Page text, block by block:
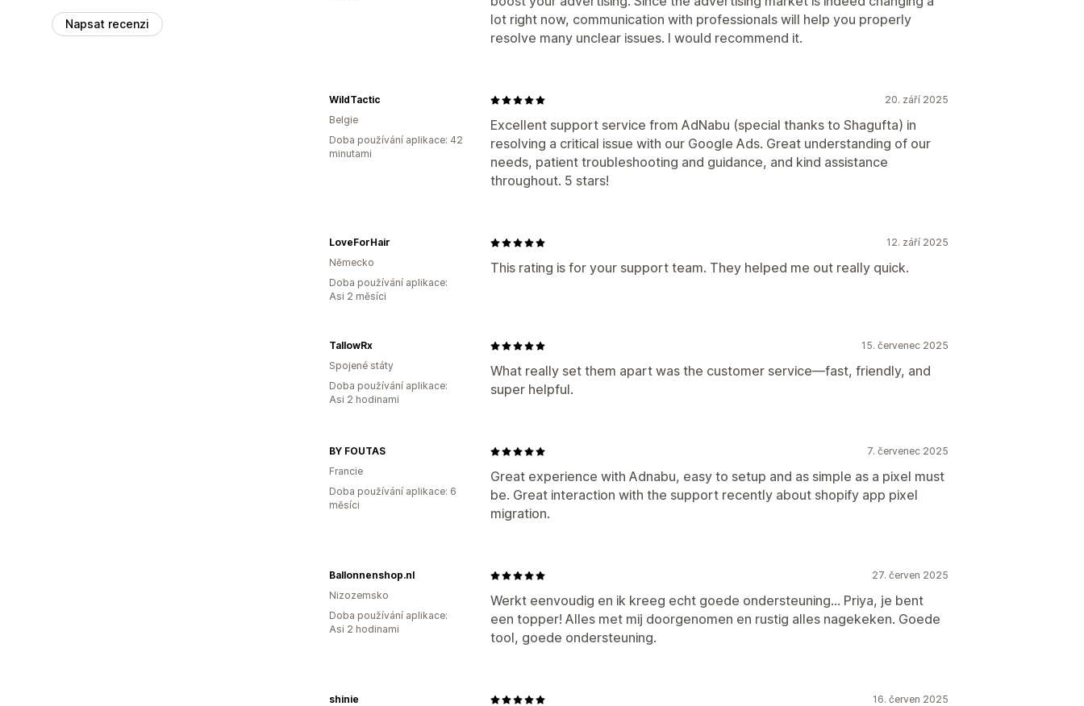
Napsat recenzi
lot right now, communication with professionals will help you properly
resolve many unclear issues. I would recommend it.
20. září 2025
Excellent support service from AdNabu (special thanks to Shagufta) in
resolving a critical issue with our Google Ads. Great understanding of our
needs, patient troubleshooting and guidance, and kind assistance
throughout. 5 stars!
WildTactic
Belgie
Doba používání aplikace: 42
minutami
12. září 2025
This rating is for your support team. They helped me out really quick.
LoveForHair
Německo
Doba používání aplikace:
Asi 2 měsíci
15. červenec 2025
What really set them apart was the customer service—fast, friendly, and
super helpful.
TallowRx
Spojené státy
Doba používání aplikace:
Asi 2 hodinami
7. červenec 2025
Great experience with Adnabu, easy to setup and as simple as a pixel must
be. Great interaction with the support recently about shopify app pixel
migration.
BY FOUTAS
Francie
Doba používání aplikace: 6
měsíci
27. červen 2025
Werkt eenvoudig en ik kreeg echt goede ondersteuning... Priya, je bent
een topper! Alles met mij doorgenomen en rustig alles nagekeken. Goede
tool, goede ondersteuning.
Ballonnenshop.nl
Nizozemsko
Doba používání aplikace:
Asi 2 hodinami
16. červen 2025
shinie